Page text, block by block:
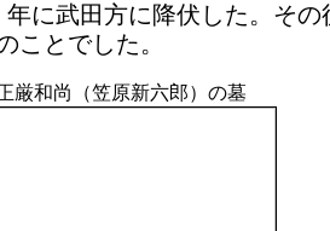
年に武田方に降伏した。そ
ことでした。
厳和尚（笠原新六郎）の墓